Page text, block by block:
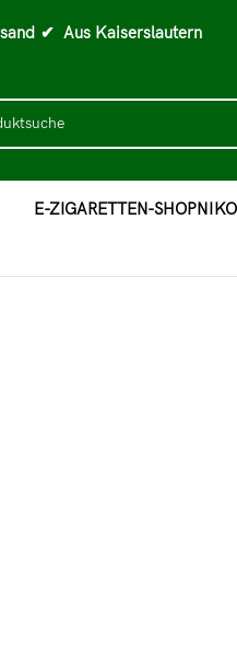
✔ Aus Kaiserslautern
E-ZIGARETTEN-SHOP